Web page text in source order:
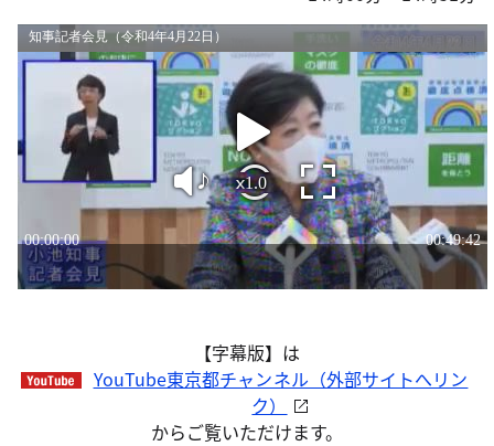
【字幕版】は
YouTube東京都チャンネル（外部サイトへリン
ク）
からご覧いただけます。